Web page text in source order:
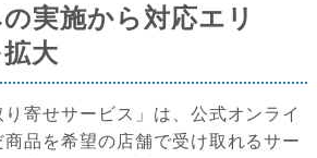
実施から対応エリ
大
寄せサービス」は、公式オンライ
品を希望の店舗で受け取れるサー